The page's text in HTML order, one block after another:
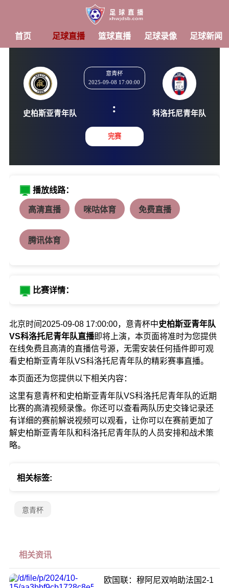
首页 足球直播 篮球直播 足球录像 足球新闻
史柏斯亚青年队
意青杯
2025-09-08 17:00:00
:
完赛
播放线路：
高清直播 咪咕体育 免费直播
腾讯体育
比赛详情：
北京时间2025-09-08 17:00:00，意青杯中史柏斯亚青年队
VS科洛托尼青年队直播即将上演，本页面将准时为您提供
在线免费且高清的直播信号源，无需安装任何插件即可观
看史柏斯亚青年队VS科洛托尼青年队的精彩赛事直播。
本页面还为您提供以下相关内容：
这里有意青杯和史柏斯亚青年队VS科洛托尼青年队的近期
比赛的高清视频录像。你还可以查看两队历史交锋记录还
有详细的赛前解说视频可以观看，让你可以在赛前更加了
解史柏斯亚青年队和科洛托尼青年队的人员安排和战术策
略。
相关标签:
意青杯
相关资讯
欧国联：穆阿尼双响助法国2-1